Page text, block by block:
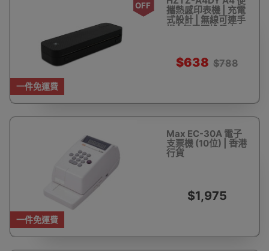
一件免運費
OFF
攜熱感印表機 | 充電
式設計 | 無線可連手
機 | 無需更換墨水
$638 $788
一件免運費
Max EC-30A 電子
支票機 (10位) | 香港
行貨
$1,975